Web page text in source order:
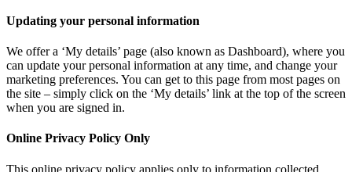
Updating your personal information
We offer a ‘My details’ page (also known as Dashboard), where you
can update your personal information at any time, and change your
marketing preferences. You can get to this page from most pages on
the site – simply click on the ‘My details’ link at the top of the screen
when you are signed in.
Online Privacy Policy Only
This online privacy policy applies only to information collected